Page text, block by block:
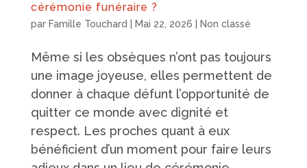
cérémonie funéraire ?
par Famille Touchard Mai 22, 2026 Non classé
Même si les obsèques n’ont pas toujours
une image joyeuse, elles permettent de
donner à chaque défunt l’opportunité de
quitter ce monde avec dignité et
respect. Les proches quant à eux
bénéficient d’un moment pour faire leurs